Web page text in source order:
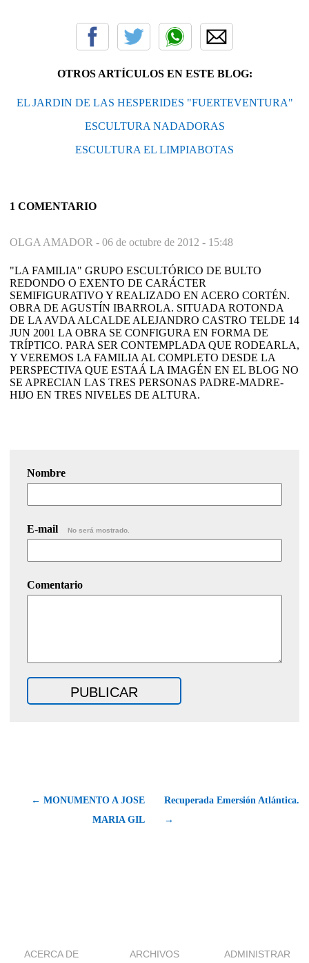
OTROS ARTÍCULOS EN ESTE BLOG:
EL JARDIN DE LAS HESPERIDES "FUERTEVENTURA"
ESCULTURA NADADORAS
ESCULTURA EL LIMPIABOTAS
1 COMENTARIO
OLGA AMADOR - 06 de octubre de 2012 - 15:48
"LA FAMILIA" GRUPO ESCULTÓRICO DE BULTO
REDONDO O EXENTO DE CARÁCTER
SEMIFIGURATIVO Y REALIZADO EN ACERO CORTÉN.
OBRA DE AGUSTÍN IBARROLA. SITUADA ROTONDA
DE LA AVDA ALCALDE ALEJANDRO CASTRO TELDE 14
JUN 2001 LA OBRA SE CONFIGURA EN FORMA DE
TRÍPTICO. PARA SER CONTEMPLADA QUE RODEARLA,
Y VEREMOS LA FAMILIA AL COMPLETO DESDE LA
PERSPECTIVA QUE ESTAÁ LA IMAGÉN EN EL BLOG NO
SE APRECIAN LAS TRES PERSONAS PADRE-MADRE-
HIJO EN TRES NIVELES DE ALTURA.
Nombre
E-mail No será mostrado.
Comentario
← MONUMENTO A JOSE
MARIA GIL
Recuperada Emersión Atlántica.
→
ACERCA DE ARCHIVOS ADMINISTRAR